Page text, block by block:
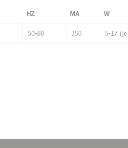
HZ MA W
50-60 350 5-17 (je